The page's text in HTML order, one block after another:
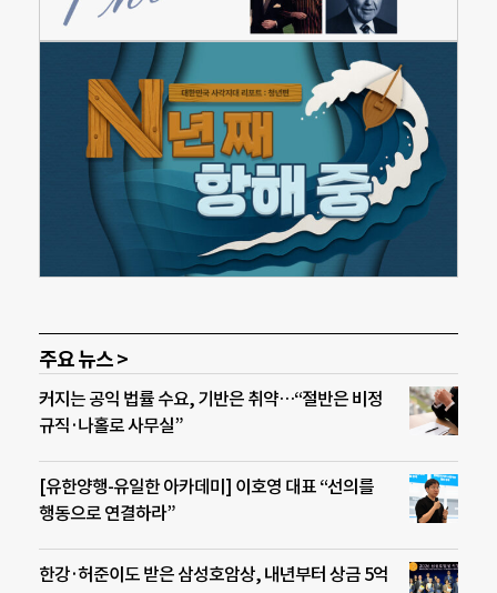
주요 뉴스 >
커지는 공익 법률 수요, 기반은 취약…“절반은 비정
규직·나홀로 사무실”
[유한양행-유일한 아카데미] 이호영 대표 “선의를
행동으로 연결하라”
한강·허준이도 받은 삼성호암상, 내년부터 상금 5억